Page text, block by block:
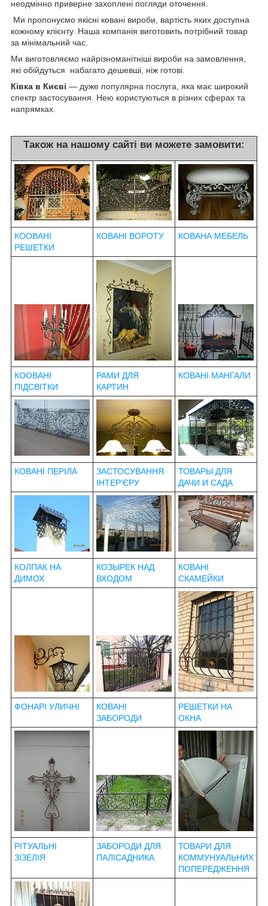
неодмінно приверне захоплені погляди оточення.
Ми пропонуємо якісні ковані вироби, вартість яких доступна
кожному клієнту. Наша компанія виготовить потрібний товар
за мінімальний час.
Ми виготовляємо найрізноманітніші вироби на замовлення,
які обійдуться набагато дешевші, ніж готові.
Ківка в Києві — дуже популярна послуга, яка має широкий
спектр застосування. Нею користуються в різних сферах та
напрямках.
Також на нашому сайті ви можете замовити:
КООВАНІ
РЕШЕТКИ
КОВАНІ ВОРОТУ КОВАНА МЕБЕЛЬ
КООВАНІ
ПІДСВІТКИ
РАМИ ДЛЯ
КАРТИН
КОВАНІ МАНГАЛИ
КОВАНІ ПЕРІЛА
ЗАСТОСУВАННЯ
ІНТЕР'ЄРУ
ТОВАРЫ ДЛЯ
ДАЧИ И САДА
КОЛПАК НА
ДИМОХ
КОЗЫРЕК НАД
ВХОДОМ
КОВАНІ
СКАМЕЙКИ
ФОНАРІ УЛИЧНІ
КОВАНІ
ЗАБОРОДИ
РЕШЕТКИ НА
ОКНА
РІТУАЛЬНІ
ЗІЗЕЛІЯ
ЗАБОРОДИ ДЛЯ
ПАЛІСАДНИКА
ТОВАРИ ДЛЯ
КОММУНУАЛЬНИХ
ПОПЕРЕДЖЕННЯ